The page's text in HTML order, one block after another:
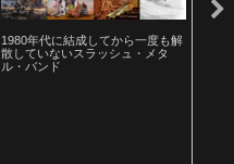
1980年代に結成してから一度も解
散していないスラッシュ・メタ
ル・バンド